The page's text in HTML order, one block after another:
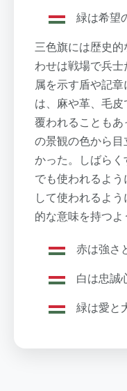
緑は希望
三色旗には歴史
わせは戦場で兵
属を示す盾や記
は、麻や革、毛
覆われることも
の景観の色から
かった。しばら
でも使われるよ
して使われるよ
的な意味を持つよ
赤は強さ
白は忠誠
緑は愛と